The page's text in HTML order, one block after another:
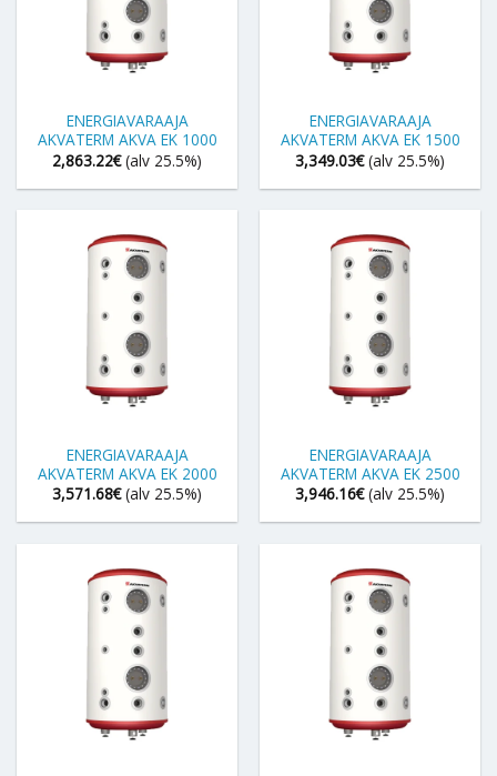
ENERGIAVARAAJA
AKVATERM AKVA EK 1000
2,863.22€ (alv 25.5%)
ENERGIAVARAAJA
AKVATERM AKVA EK 1500
3,349.03€ (alv 25.5%)
ENERGIAVARAAJA
AKVATERM AKVA EK 2000
3,571.68€ (alv 25.5%)
ENERGIAVARAAJA
AKVATERM AKVA EK 2500
3,946.16€ (alv 25.5%)